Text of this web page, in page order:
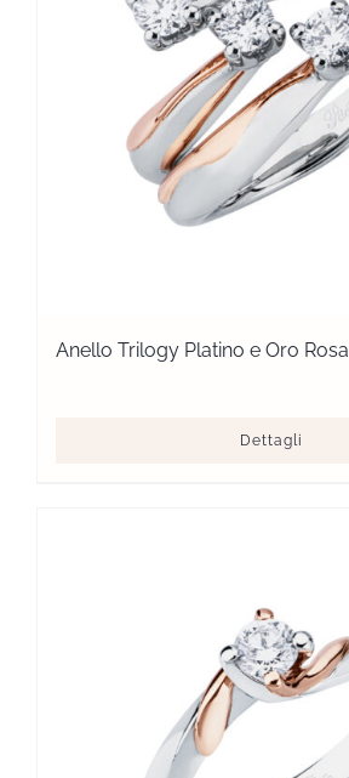
Anello Trilogy Platino e Oro Rosa
Dettagli